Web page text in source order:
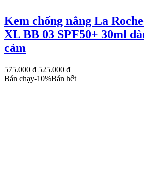
Kem chống nắng La
XL BB 03 SPF50+ 30ml
cảm
575.000₫ Giá
gốc
525.000 ₫Giá
hiện
Bán chạy-10%Bán hết